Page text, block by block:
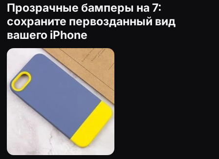
Прозрачные бамперы на 7:
сохраните первозданный вид
вашего iPhone